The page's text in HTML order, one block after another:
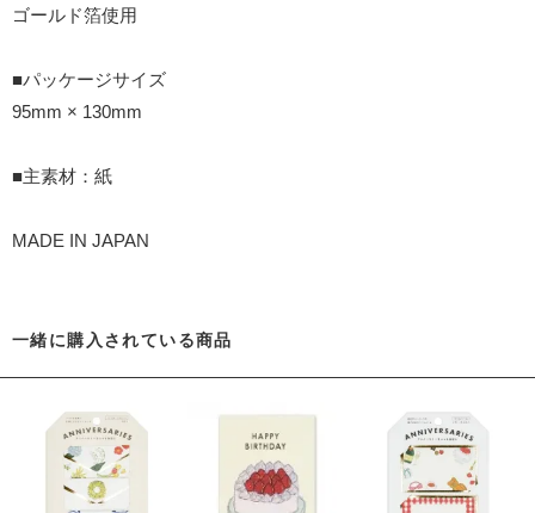
ゴールド箔使用
■パッケージサイズ
95mm × 130mm
■主素材：紙
MADE IN JAPAN
一緒に購入されている商品